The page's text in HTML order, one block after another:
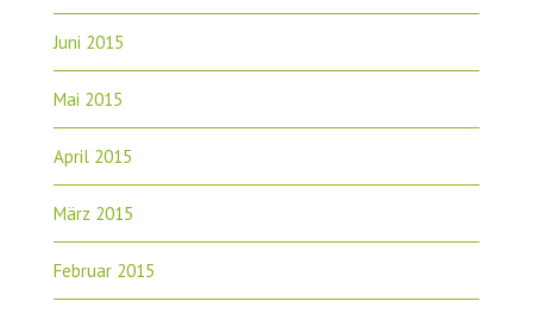
Juni 2015
Mai 2015
April 2015
März 2015
Februar 2015